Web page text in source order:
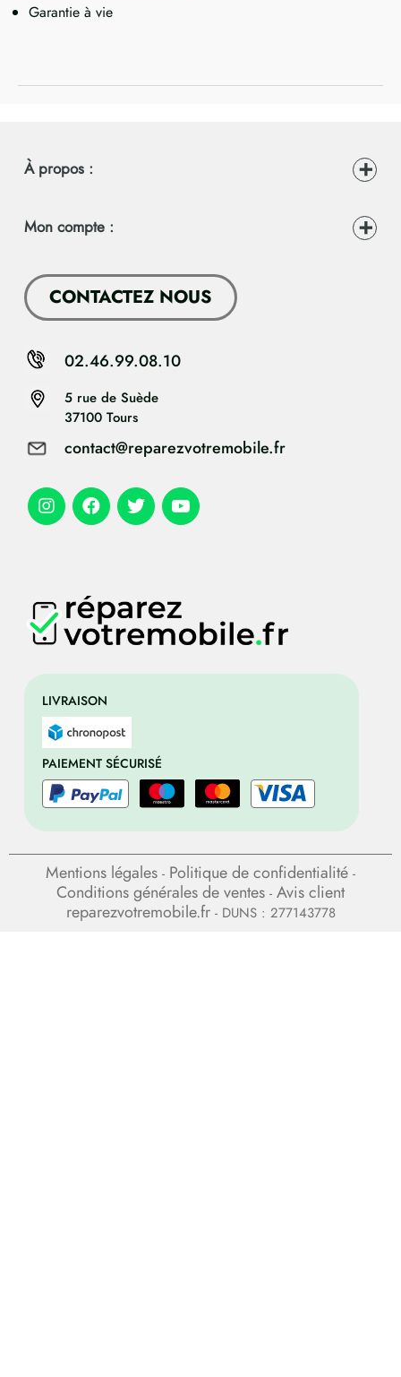
Garantie à vie
LIVRAISON
PAIEMENT SÉCURISÉ
À propos :
Mon compte :
CONTACTEZ NOUS
5 rue de Suède
37100 Tours
contact@reparezvotremobile.fr
02.46.99.08.10
Mentions légales - Politique de confidentialité -
Conditions générales de ventes - Avis client
reparezvotremobile.fr- DUNS : 277143778